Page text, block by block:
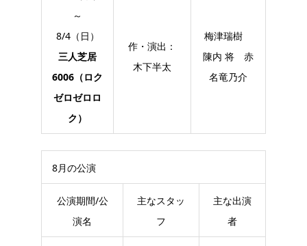
～
8/4（日）
三人芝居
6006（ロク
ゼロゼロロ
ク）
作・演出：
木下半太
梅津瑞樹
陳内 将 赤
名竜乃介
8月の公演
公演期間/公
演名
主なスタッ
フ
主な出演
者